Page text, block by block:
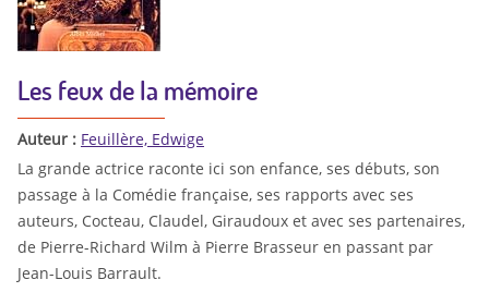
Les feux de la mémoire
Auteur : Feuillère, Edwige
La grande actrice raconte ici son enfance, ses débuts, son
passage à la Comédie française, ses rapports avec ses
auteurs, Cocteau, Claudel, Giraudoux et avec ses partenaires,
de Pierre-Richard Wilm à Pierre Brasseur en passant par
Jean-Louis Barrault.